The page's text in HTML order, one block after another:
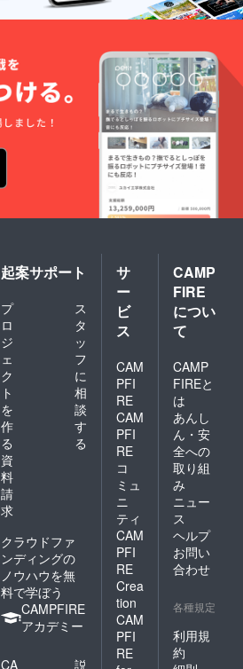
起案サポート
プ
ロ
ジ
ェ
ク
ト
を
作
る
ス
タ
ッ
フ
に
相
談
す
る
資
料
請
求
クラウドファ
ンディングの
ノウハウを無
料で学ぼう
CAMPFIRE
アカデミー
CA
説
サ
ー
ビ
ス
CAM
PFI
RE
CAM
PFI
RE
コ
ミュ
ニ
ティ
CAM
PFI
RE
Crea
tion
CAM
PFI
RE
CAMP
FIRE
につい
て
CAMP
FIREと
は
あんし
ん・安
全への
取り組
み
ニュー
ス
ヘルプ
お問い
合わせ
各種規定
利用規
約